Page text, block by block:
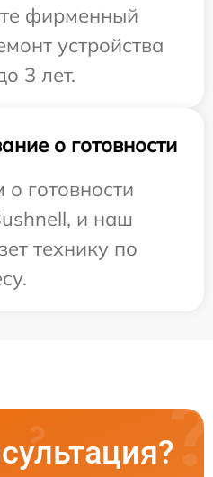
фирменный
устройства
3 лет.
о готовности
готовности
и наш
технику по